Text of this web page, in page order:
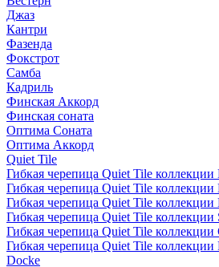
Джаз
Кантри
Фазенда
Фокстрот
Самба
Кадриль
Финская Аккорд
Финская соната
Оптима Соната
Оптима Аккорд
Quiet Tile
Гибкая черепица Quiet Tile коллекции
Гибкая черепица Quiet Tile коллекции
Гибкая черепица Quiet Tile коллекции
Гибкая черепица Quiet Tile коллекции
Гибкая черепица Quiet Tile коллекции
Гибкая черепица Quiet Tile коллекции
Docke